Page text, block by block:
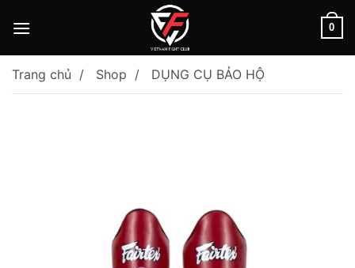
0
Trang chủ Shop DỤNG CỤ BẢO HỘ